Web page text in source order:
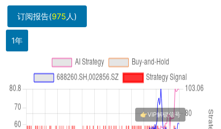
订阅报告(975人)
1年